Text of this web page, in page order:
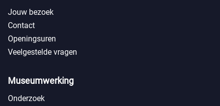
Jouw bezoek
Contact
Openingsuren
Veelgestelde vragen
Museumwerking
Onderzoek